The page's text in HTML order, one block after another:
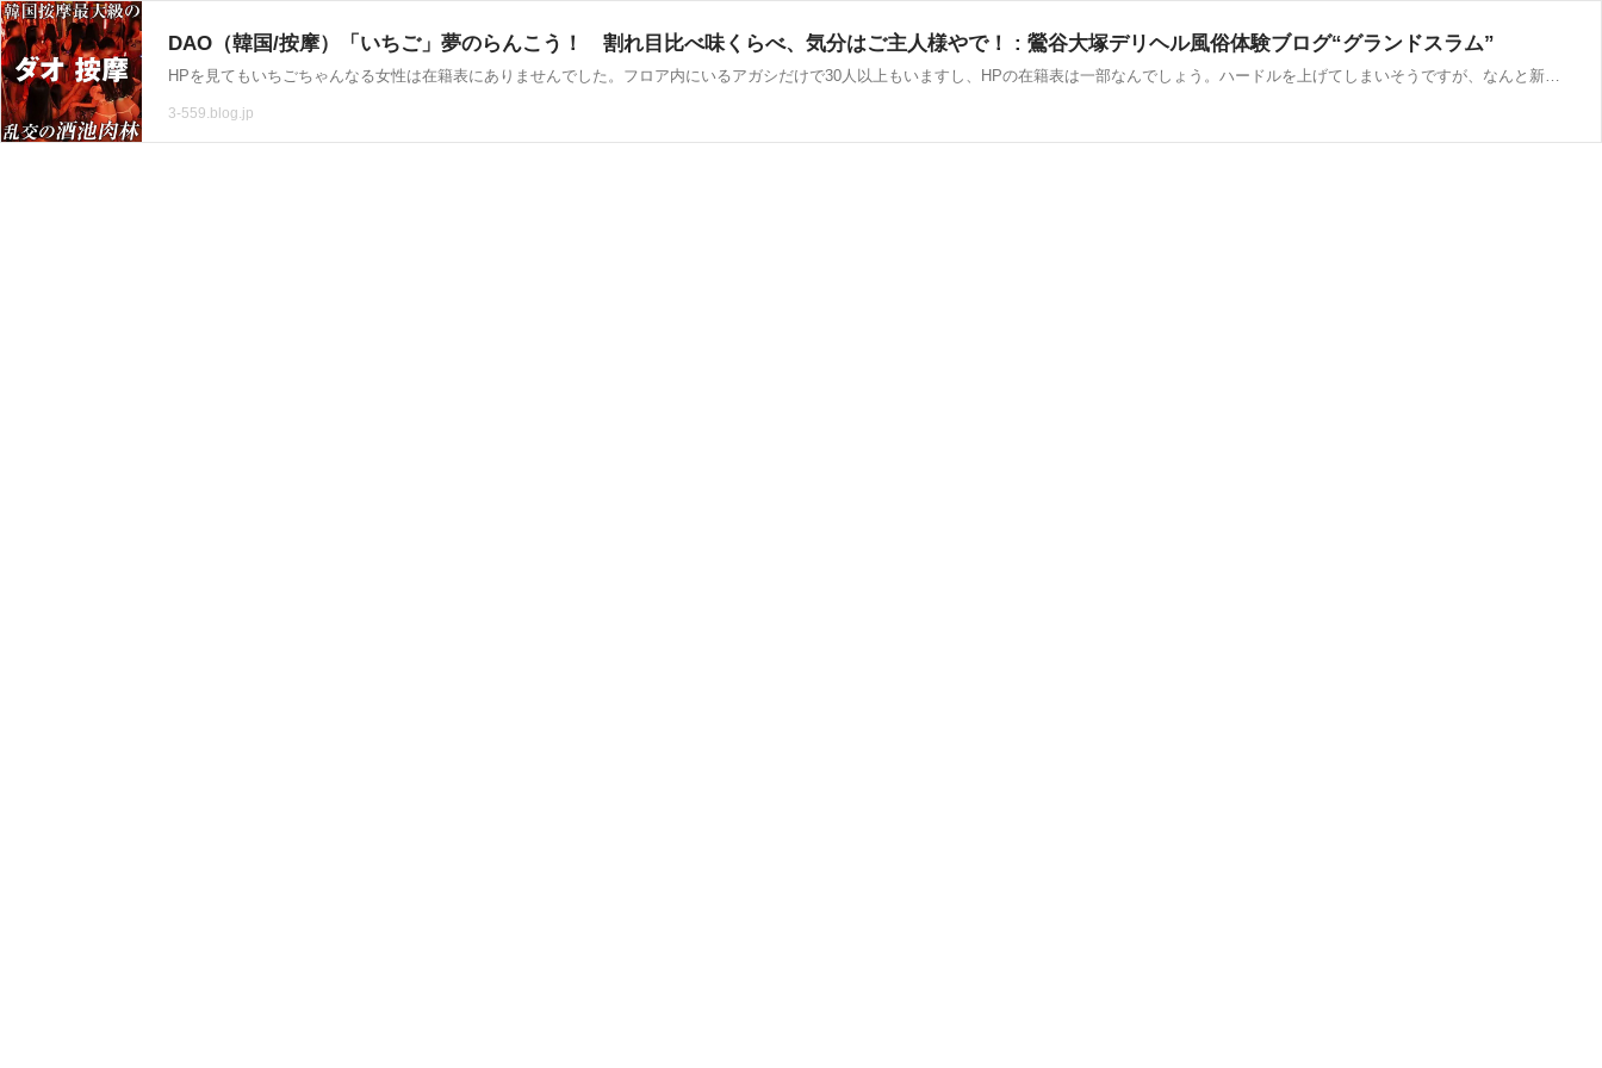
DAO（韓国/按摩）「いちご」夢のらんこう！ 割れ目比べ味くらべ、気分はご主人様やで！ : 鶯谷大塚デリヘル風俗体験ブログ“グランドスラム”
HPを見てもいちごちゃんなる女性は在籍表にありませんでした。フロア内にいるアガシだけで30人以上もいますし、HPの在籍表は一部なんでしょう。ハードルを上げてしまいそうですが、なんと新垣結衣さん！いちごちゃんは線がかなり細いので、桐谷美玲さんも入っている。
3-559.blog.jp